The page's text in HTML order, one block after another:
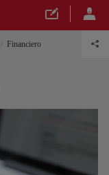
Financiero